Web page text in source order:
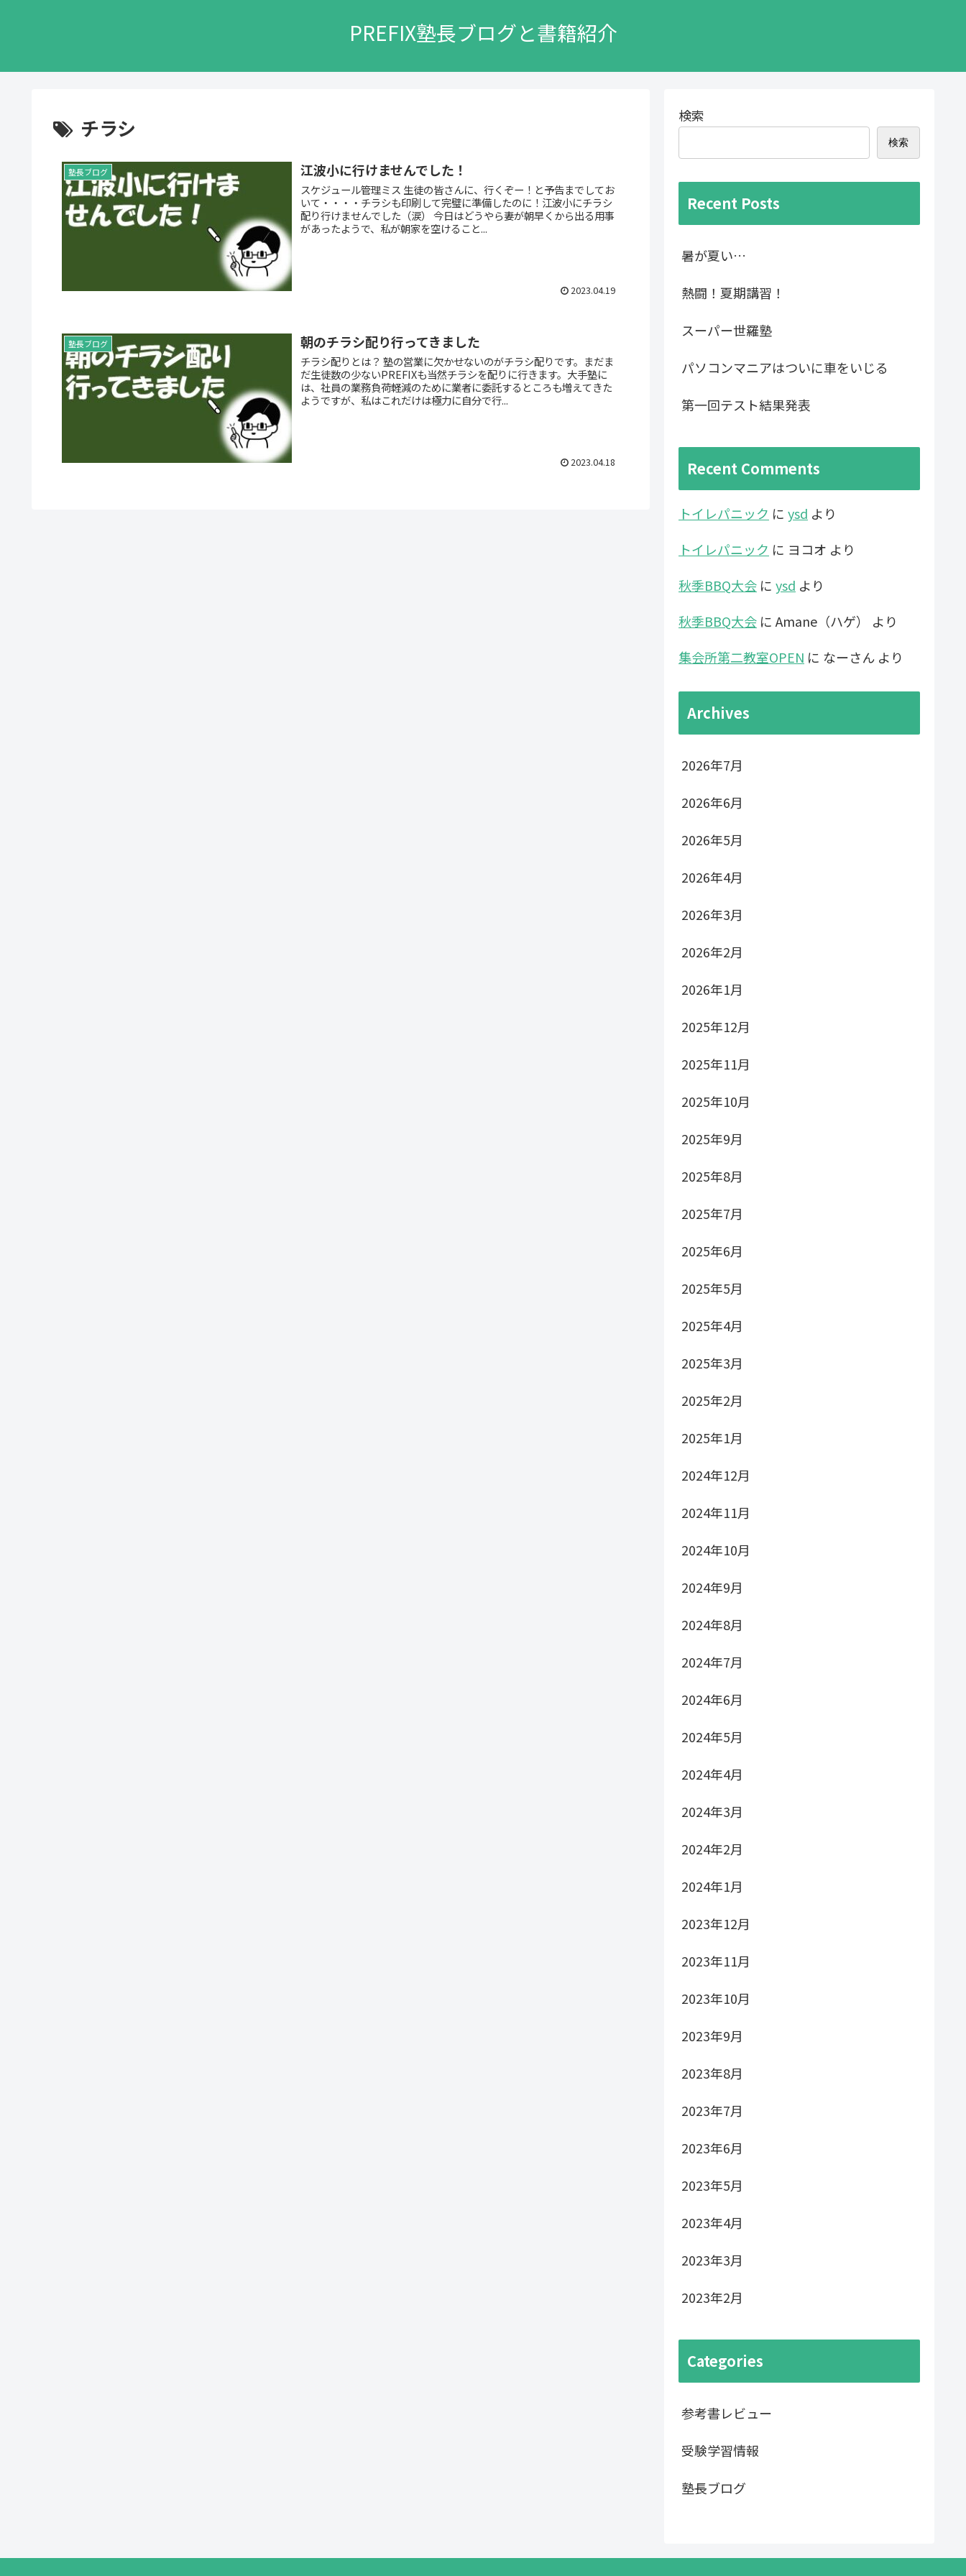
PREFIX塾長ブログと書籍紹介
チラシ
塾長ブログ 江波小に行けませんでした！
スケジュール管理ミス 生徒の皆さんに、行くぞー！と予告までしてお
いて・・・・チラシも印刷して完璧に準備したのに！江波小にチラシ
配り行けませんでした（涙） 今日はどうやら妻が朝早くから出る用事
があったようで、私が朝家を空けること...
2023.04.19
塾長ブログ 朝のチラシ配り行ってきました
チラシ配りとは？ 塾の営業に欠かせないのがチラシ配りです。まだま
だ生徒数の少ないPREFIXも当然チラシを配りに行きます。大手塾に
は、社員の業務負荷軽減のために業者に委託するところも増えてきた
ようですが、私はこれだけは極力に自分で行...
2023.04.18
検索
検索
Recent Posts
暑が夏い…
熱闘！夏期講習！
スーパー世羅塾
パソコンマニアはついに車をいじる
第一回テスト結果発表
Recent Comments
トイレパニック に ysd より
トイレパニック に ヨコオ より
秋季BBQ大会 に ysd より
秋季BBQ大会 に Amane（ハゲ）
より
集会所第二教室OPEN に なーさん より
Archives
2026年7月
2026年6月
2026年5月
2026年4月
2026年3月
2026年2月
2026年1月
2025年12月
2025年11月
2025年10月
2025年9月
2025年8月
2025年7月
2025年6月
2025年5月
2025年4月
2025年3月
2025年2月
2025年1月
2024年12月
2024年11月
2024年10月
2024年9月
2024年8月
2024年7月
2024年6月
2024年5月
2024年4月
2024年3月
2024年2月
2024年1月
2023年12月
2023年11月
2023年10月
2023年9月
2023年8月
2023年7月
2023年6月
2023年5月
2023年4月
2023年3月
2023年2月
Categories
参考書レビュー
受験学習情報
塾長ブログ